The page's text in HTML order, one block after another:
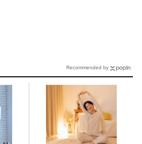
Recommended by